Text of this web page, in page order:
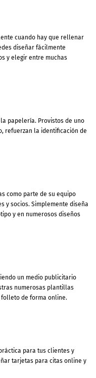
cuando hay que rellenar
diseñar fácilmente
y elegir entre muchas
papelería. Provistos de uno
refuerzan la identificación de
como parte de su equipo
y socios. Simplemente diseña
y en numerosos diseños
un medio publicitario
numerosas plantillas
de forma online.
para tus clientes y
tarjetas para citas online y